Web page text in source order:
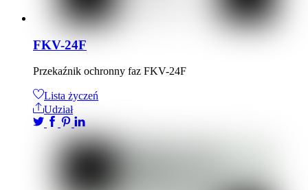
FKV-24F
Przekaźnik ochronny faz FKV-24F
Lista życzeń
Udział